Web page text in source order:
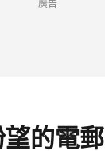
廣告
的電郵